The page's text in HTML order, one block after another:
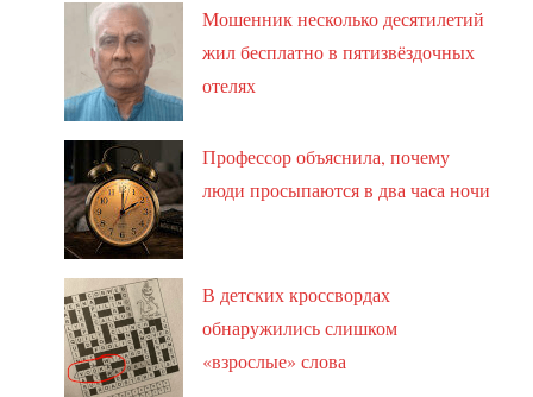
Мошенник несколько десятилетий
жил бесплатно в пятизвёздочных
отелях
Профессор объяснила, почему
люди просыпаются в два часа ночи
В детских кроссвордах
обнаружились слишком
«взрослые» слова